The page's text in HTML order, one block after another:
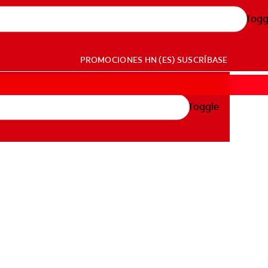
PROMOCIONES HN (ES) SUSCRÍBASE
Toggle